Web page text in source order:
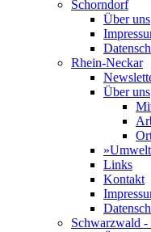
Schorndorf
Über uns
Rhein-Neckar
Über uns
Links
Kontakt
Schwarzwald